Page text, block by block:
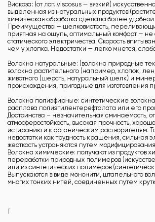
Вискоза: (от лат. viscosus — вязкий)
выделенная из натуральных продуктов
химическая обработка сделала более удобной
Преимущества — шелковистость,
приятная на ощупь, оптимальный комфорт — не
статического электричества. Скорость
чем у хлопка. Недостатки — легко мнется,
Волокна натуральные: (волокна природные
волокна растительного (например, хлопок,
животного (шерсть, натуральный шелк) и
происхождения, пригодные для изготовления
Волокна полиэфирные: синтетические
расплава полиэтилентерефталата или его
Достоинства – незначительная сминаемость,
атмосферостойкость, высокая прочность,
истиранию и к органическим растворителям.
недостатки как трудность крашения, сильная
жесткость устраняются путем
Волокна химические: получают из продуктов
переработки природных полимеров
или из синтетических полимеров
Выпускаются в виде мононити, штапельного
многих тонких нитей, соединенных путем
Г